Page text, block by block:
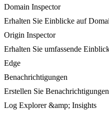
Domain Inspector
Erhalten Sie Einblicke auf
Origin Inspector
Erhalten Sie umfassende
Edge
Benachrichtigungen
Erstellen Sie
Log Explorer &amp; Insights